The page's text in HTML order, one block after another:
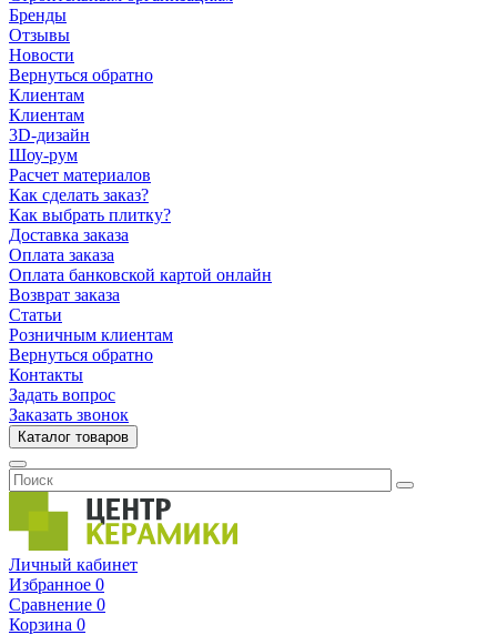
Бренды
Отзывы
Новости
Вернуться обратно
Клиентам
Клиентам
3D-дизайн
Шоу-рум
Расчет материалов
Как сделать заказ?
Как выбрать плитку?
Доставка заказа
Оплата заказа
Оплата банковской картой онлайн
Возврат заказа
Статьи
Розничным клиентам
Вернуться обратно
Контакты
Задать вопрос
Заказать звонок
Каталог товаров
Личный кабинет
Избранное 0
Сравнение 0
Корзина 0